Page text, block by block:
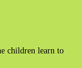
children learn to